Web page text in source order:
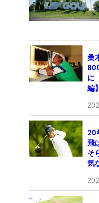
桑
に
編】
20
飛
そ
気